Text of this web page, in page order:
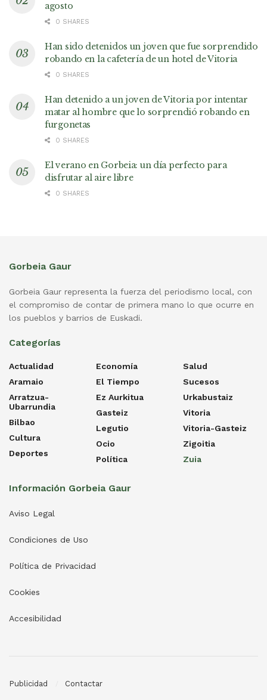
agosto
0 SHARES
Han sido detenidos un joven que fue sorprendido
robando en la cafetería de un hotel de Vitoria
0 SHARES
Han detenido a un joven de Vitoria por intentar
matar al hombre que lo sorprendió robando en
furgonetas
0 SHARES
El verano en Gorbeia: un día perfecto para
disfrutar al aire libre
0 SHARES
Gorbeia Gaur
Gorbeia Gaur representa la fuerza del periodismo local, con
el compromiso de contar de primera mano lo que ocurre en
los pueblos y barrios de Euskadi.
Categorías
Actualidad
Aramaio
Arratzua-
Ubarrundia
Bilbao
Cultura
Deportes
Economía
El Tiempo
Ez Aurkitua
Gasteiz
Legutio
Ocio
Política
Salud
Sucesos
Urkabustaiz
Vitoria
Vitoria-Gasteiz
Zigoitia
Zuia
Información Gorbeia Gaur
Aviso Legal
Condiciones de Uso
Política de Privacidad
Cookies
Accesibilidad
Publicidad Contactar